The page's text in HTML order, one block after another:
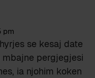
pm
se kesaj date
mbajne pergjegjesi
ia njohim koken